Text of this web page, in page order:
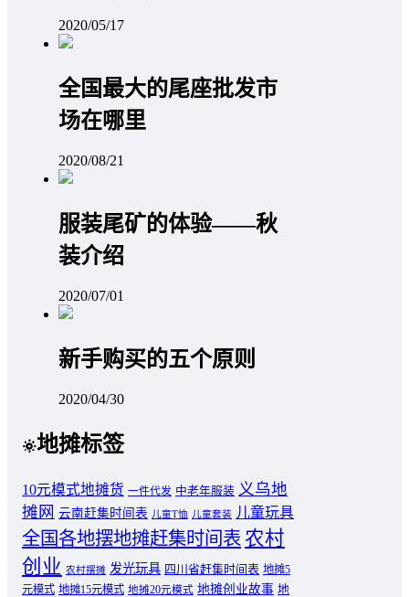
2020/05/17
全国最大的尾座批发市
场在哪里
2020/08/21
服装尾矿的体验——秋
装介绍
2020/07/01
新手购买的五个原则
2020/04/30
地摊标签
10元模式地摊货 一件代发 中老年服装 义乌地
摊网 云南赶集时间表 儿童T恤 儿童套装 儿童玩具
全国各地摆地摊赶集时间表 农村
创业 农村摆摊 发光玩具 四川省赶集时间表 地摊5
元模式 地摊15元模式 地摊20元模式 地摊创业故事 地